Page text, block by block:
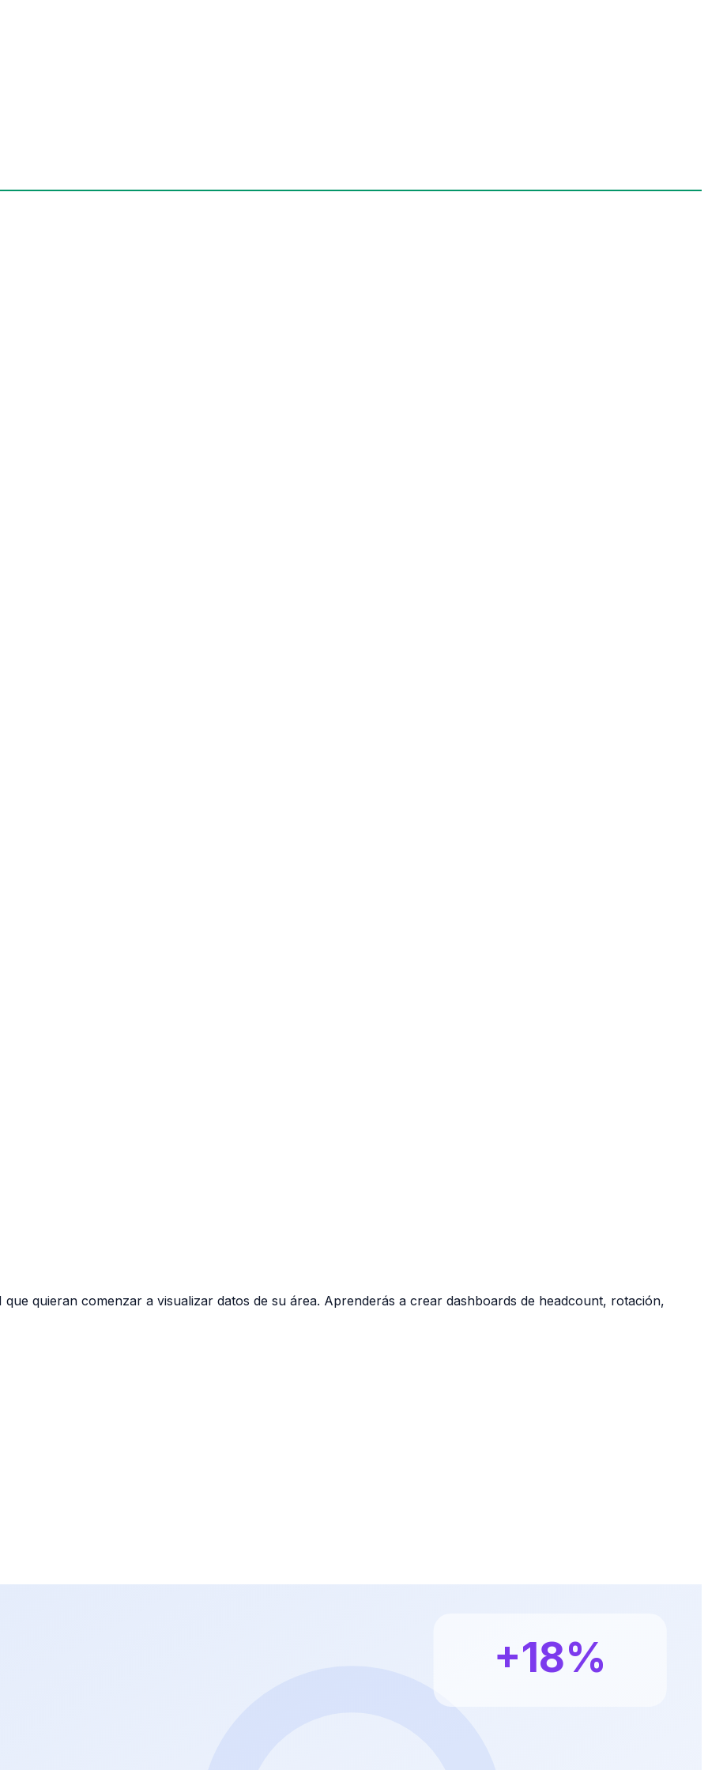
quieran comenzar a visualizar datos de su área. Aprenderás a crear dashboards de headcount, rotación,
+18%